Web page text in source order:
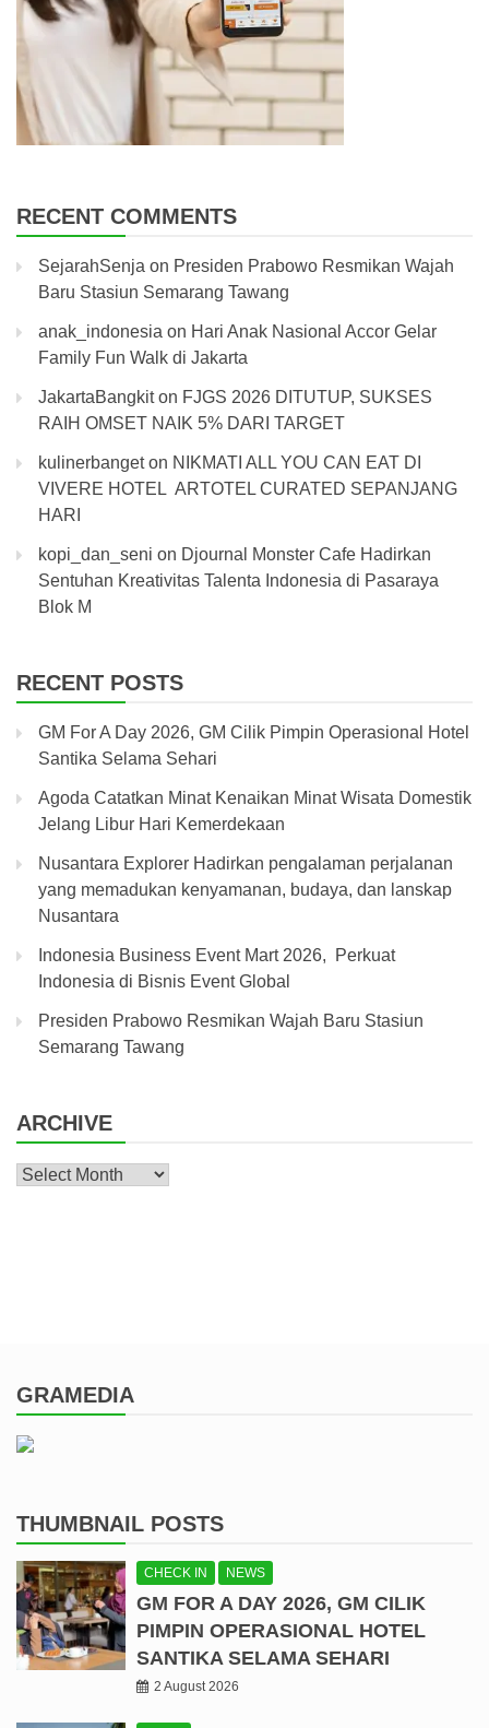
RECENT COMMENTS
SejarahSenja on Presiden Prabowo Resmikan Wajah
Baru Stasiun Semarang Tawang
anak_indonesia on Hari Anak Nasional Accor Gelar
Family Fun Walk di Jakarta
JakartaBangkiton FJGS 2026 DITUTUP, SUKSES
RAIH OMSET NAIK 5% DARI TARGET
kulinerbangeton NIKMATI ALL YOU CAN EAT DI
VIVERE HOTEL ARTOTEL CURATED SEPANJANG
HARI
kopi_dan_seni on Djournal Monster Cafe Hadirkan
Sentuhan Kreativitas Talenta Indonesia di Pasaraya
Blok M
RECENT POSTS
GM For A Day 2026, GM Cilik Pimpin Operasional Hotel
Santika Selama Sehari
Agoda Catatkan Minat Kenaikan Minat Wisata Domestik
Jelang Libur Hari Kemerdekaan
Nusantara Explorer Hadirkan pengalaman perjalanan
yang memadukan kenyamanan, budaya, dan lanskap
Nusantara
Indonesia Business Event Mart 2026, Perkuat
Indonesia di Bisnis Event Global
Presiden Prabowo Resmikan Wajah Baru Stasiun
Semarang Tawang
ARCHIVE
Archive
GRAMEDIA
THUMBNAIL POSTS
CHECK IN NEWS
GM FOR A DAY 2026, GM CILIK
PIMPIN OPERASIONAL HOTEL
SANTIKA SELAMA SEHARI
2 August 2026